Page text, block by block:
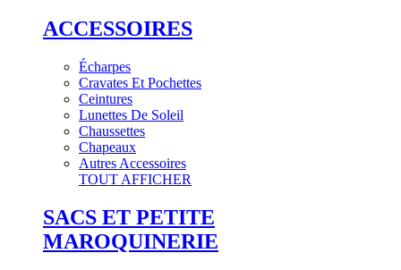
ACCESSOIRES
Écharpes
Cravates Et Pochettes
Ceintures
Lunettes De Soleil
Chaussettes
Chapeaux
Autres Accessoires
TOUT AFFICHER
SACS ET PETITE
MAROQUINERIE